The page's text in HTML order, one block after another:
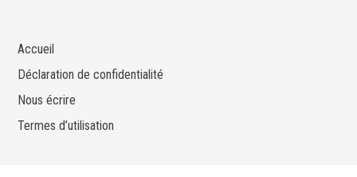
Accueil
Déclaration de confidentialité
Nous écrire
Termes d’utilisation